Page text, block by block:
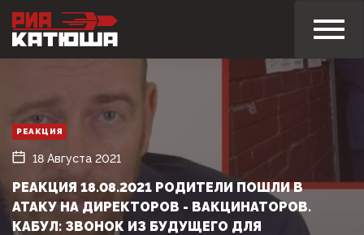
РЕАКЦИЯ
18 Августа 2021
РЕАКЦИЯ 18.08.2021 РОДИТЕЛИ ПОШЛИ В
АТАКУ НА ДИРЕКТОРОВ - ВАКЦИНАТОРОВ.
КАБУЛ: ЗВОНОК ИЗ БУДУЩЕГО ДЛЯ